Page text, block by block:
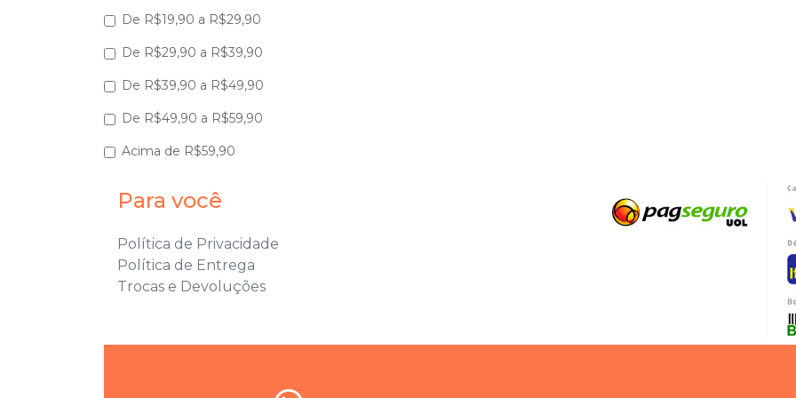
De R$19,90 a R$29,90
De R$29,90 a R$39,90
De R$39,90 a R$49,90
De R$49,90 a R$59,90
Acima de R$59,90
Para você
Política de Privacidade
Política de Entrega
Trocas e Devoluções